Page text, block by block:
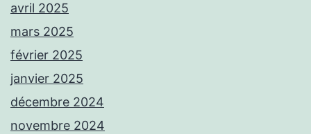
avril 2025
mars 2025
février 2025
janvier 2025
décembre 2024
novembre 2024